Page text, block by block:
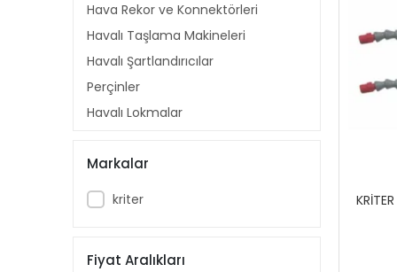
Hava Rekor ve Konnektörleri
Havalı Taşlama Makineleri
Havalı Şartlandırıcılar
Perçinler
Havalı Lokmalar
Mafsallar
Havalı Alet Setleri
Hortumlar
Markalar
kriter
Fiyat Aralıkları